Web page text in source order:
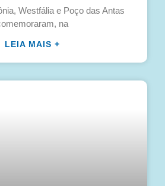
Westfália e Poço das Antas
na
LEIA MAIS +